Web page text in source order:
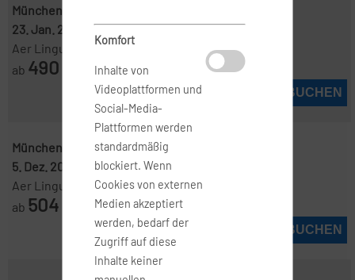
München ( MUC )
23. Jan. 2027
-13. Feb. 2027
Aer Lingus Web
ab 490
JETZT BUCHEN
München ( MUC )-New York ( JFK )
5. Dez. 2026
10. Dez. 2026
Aer Lingus Web
ab 504
JETZT BUCHEN
Komfort
Inhalte von
Videoplattformen und
Social-Media-
Plattformen werden
standardmäßig
blockiert. Wenn
Cookies von externen
Medien akzeptiert
werden, bedarf der
Zugriff auf diese
Inhalte keiner